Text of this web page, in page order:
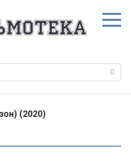
(2020)